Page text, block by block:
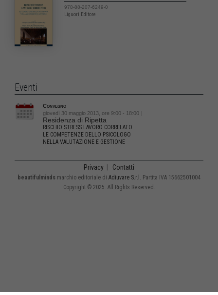
978-88-207-6249-0
Liguori Editore
Eventi
Convegno
giovedì 30 maggio 2013, ore 9:00 - 18:00 |
Residenza di Ripetta
RISCHIO STRESS LAVORO CORRELATO
LE COMPETENZE DELLO PSICOLOGO
NELLA VALUTAZIONE E GESTIONE
Privacy Contatti
beautifulminds marchio editoriale di Adiuvare S.r.l.
Partita IVA 15662501004
Copyright © 2025. All Rights Reserved.